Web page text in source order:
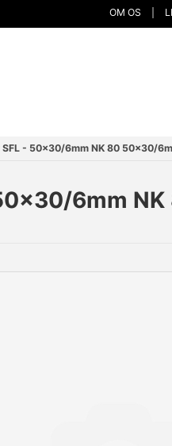
OM OS
- 50x30/6mm NK 80 50x30/
6mm